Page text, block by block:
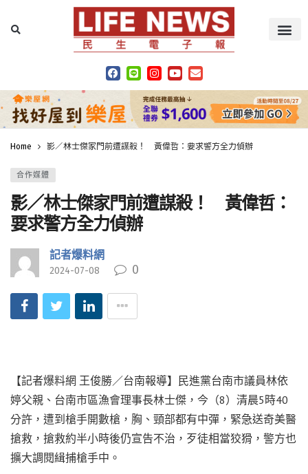
Home 影／林士傑家門前遭謀殺！ 黃偉哲：要求警方全力偵辦
合作媒體
影／林士傑家門前遭謀殺！ 黃偉哲：
要求警方全力偵辦
記者爆料網
2024-07-08 0
【記者爆料網 王俊勝／台南報導】民進黨台南市議員林依
婷父親、台南市區漁會理事長林士傑，今（8）清晨5時40
分許，遭到槍手開數槍，胸、頸部都有中彈，緊急送奇美醫
搶救，搶救約半小時後仍宣告不治，歹徒相當狡猾，警方也
擴大調閱緝捕槍手中。